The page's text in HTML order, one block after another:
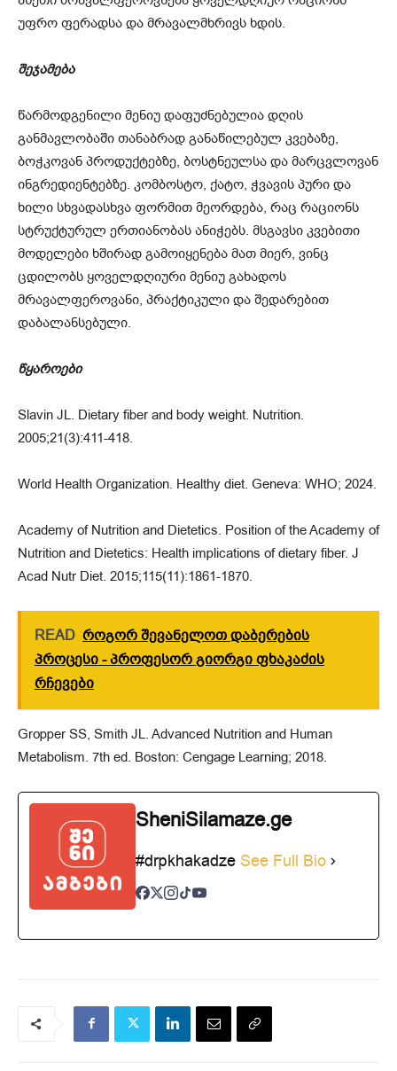
უფრო ფერადსა და მრავალმხრივს ხდის.
შეჯამება
წარმოდგენილი მენიუ დაფუძნებულია დღის
განმავლობაში თანაბრად განაწილებულ კვებაზე,
ბოჭკოვან პროდუქტებზე, ბოსტნეულსა და მარცვლოვან
ინგრედიენტებზე. კომბოსტო, ქატო, ჭვავის პური და
ხილი სხვადასხვა ფორმით მეორდება, რაც რაციონს
სტრუქტურულ ერთიანობას ანიჭებს. მსგავსი კვებითი
მოდელები ხშირად გამოიყენება მათ მიერ, ვინც
ცდილობს ყოველდღიური მენიუ გახადოს
მრავალფეროვანი, პრაქტიკული და შედარებით
დაბალანსებული.
წყაროები
Slavin JL. Dietary fiber and body weight. Nutrition.
2005;21(3):411-418.
World Health Organization. Healthy diet. Geneva: WHO; 2024.
Academy of Nutrition and Dietetics. Position of the Academy of
Nutrition and Dietetics: Health implications of dietary fiber. J
Acad Nutr Diet. 2015;115(11):1861-1870.
READ როგორ შევანელოთ დაბერების
პროცესი - პროფესორ გიორგი ფხაკაძის
რჩევები
Gropper SS, Smith JL. Advanced Nutrition and Human
Metabolism. 7th ed. Boston: Cengage Learning; 2018.
SheniSilamaze.ge
#drpkhakadze See Full Bio